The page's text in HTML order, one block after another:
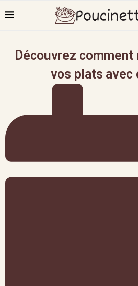
Découvrez
vos plats avec